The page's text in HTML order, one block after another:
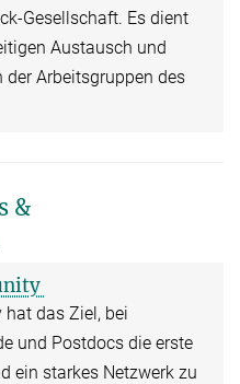
Gesellschaft. Es dient
Austausch und
Arbeitsgruppen des
&
das Ziel, bei
und Postdocs die erste
ein starkes Netzwerk zu